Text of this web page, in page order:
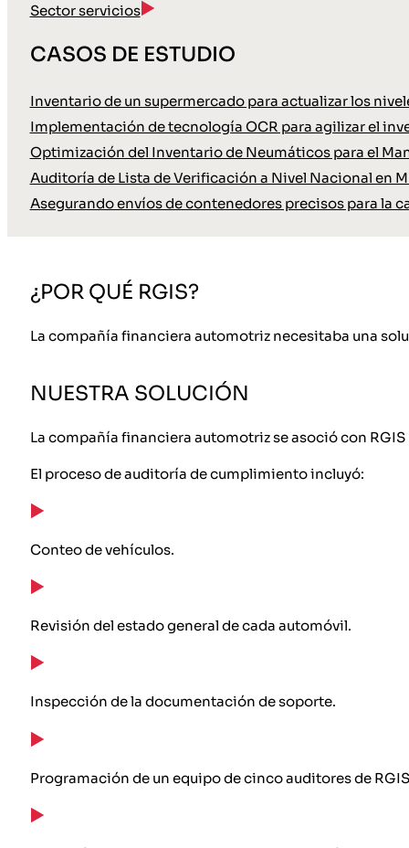
Sector servicios
CASOS DE ESTUDIO
Inventario de un supermercado para actualizar los
Implementación de tecnología OCR para agilizar el
Optimización del Inventario de Neumáticos para el
Auditoría de Lista de Verificación a Nivel Nacional en
Asegurando envíos de contenedores precisos para la
¿POR QUÉ RGIS?
La compañía financiera automotriz necesitaba una
NUESTRA SOLUCIÓN
La compañía financiera automotriz se asoció con
El proceso de auditoría de cumplimiento incluyó:
Conteo de vehículos.
Revisión del estado general de cada automóvil.
Inspección de la documentación de soporte.
Programación de un equipo de cinco auditores de